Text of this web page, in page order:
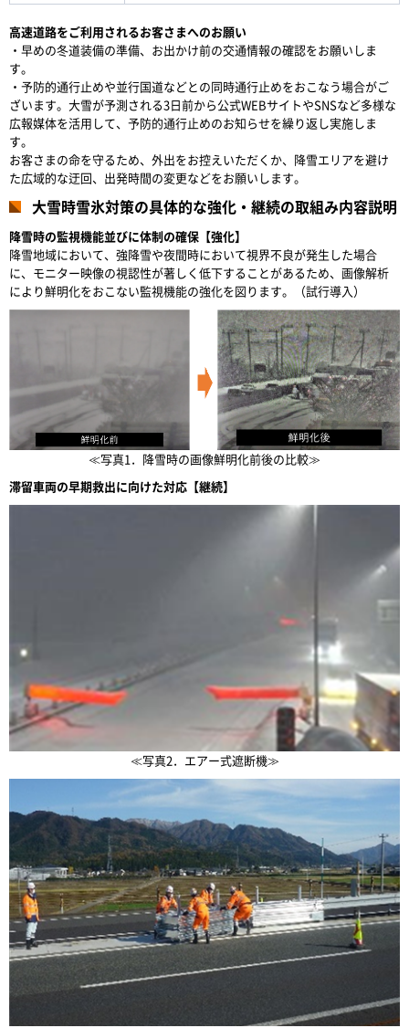
高速道路をご利用されるお客さまへのお願い
・早めの冬道装備の準備、お出かけ前の交通情報の確認をお願いしま
す。
・予防的通行止めや並行国道などとの同時通行止めをおこなう場合がご
ざいます。大雪が予測される3日前から公式WEBサイトやSNSなど多様な
広報媒体を活用して、予防的通行止めのお知らせを繰り返し実施しま
す。
お客さまの命を守るため、外出をお控えいただくか、降雪エリアを避け
た広域的な迂回、出発時間の変更などをお願いします。
大雪時雪氷対策の具体的な強化・継続の取組み内容説明
降雪時の監視機能並びに体制の確保【強化】
降雪地域において、強降雪や夜間時において視界不良が発生した場合
に、モニター映像の視認性が著しく低下することがあるため、画像解析
により鮮明化をおこない監視機能の強化を図ります。（試行導入）
≪写真1．降雪時の画像鮮明化前後の比較≫
滞留車両の早期救出に向けた対応【継続】
≪写真2．エアー式遮断機≫